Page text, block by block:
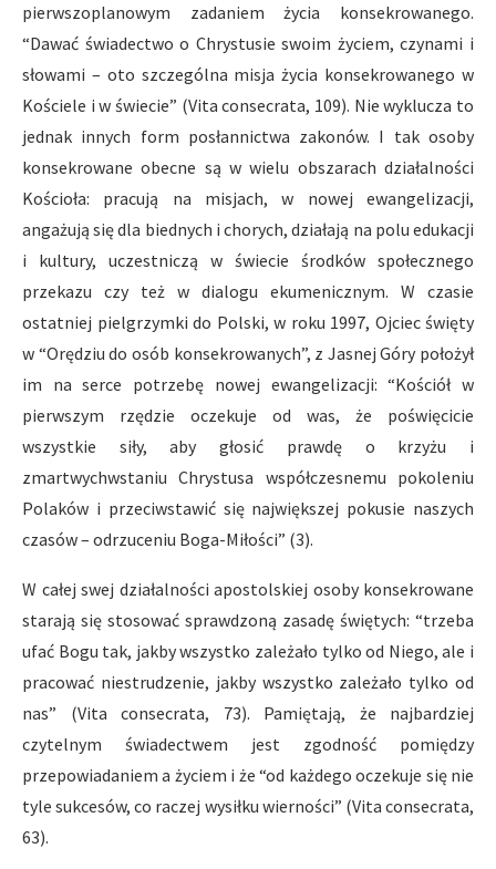
pierwszoplanowym zadaniem życia konsekrowanego.
“Dawać świadectwo o Chrystusie swoim życiem, czynami i
słowami – oto szczególna misja życia konsekrowanego w
Kościele i w świecie” (Vita consecrata, 109). Nie wyklucza to
jednak innych form posłannictwa zakonów. I tak osoby
konsekrowane obecne są w wielu obszarach działalności
Kościoła: pracują na misjach, w nowej ewangelizacji,
angażują się dla biednych i chorych, działają na polu edukacji
i kultury, uczestniczą w świecie środków społecznego
przekazu czy też w dialogu ekumenicznym. W czasie
ostatniej pielgrzymki do Polski, w roku 1997, Ojciec święty
w “Orędziu do osób konsekrowanych”, z Jasnej Góry położył
im na serce potrzebę nowej ewangelizacji: “Kościół w
pierwszym rzędzie oczekuje od was, że poświęcicie
wszystkie siły, aby głosić prawdę o krzyżu i
zmartwychwstaniu Chrystusa współczesnemu pokoleniu
Polaków i przeciwstawić się największej pokusie naszych
czasów – odrzuceniu Boga-Miłości” (3).
W całej swej działalności apostolskiej osoby konsekrowane
starają się stosować sprawdzoną zasadę świętych: “trzeba
ufać Bogu tak, jakby wszystko zależało tylko od Niego, ale i
pracować niestrudzenie, jakby wszystko zależało tylko od
nas” (Vita consecrata, 73). Pamiętają, że najbardziej
czytelnym świadectwem jest zgodność pomiędzy
przepowiadaniem a życiem i że “od każdego oczekuje się nie
tyle sukcesów, co raczej wysiłku wierności” (Vita consecrata,
63).